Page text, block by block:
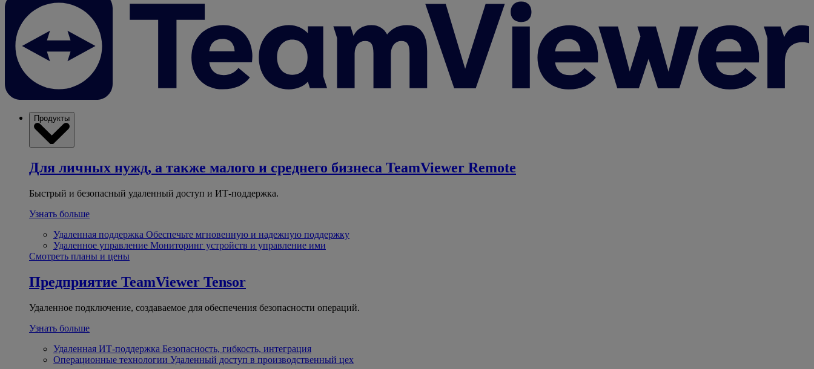
Продукты
Для личных нужд, а также малого и среднего бизнеса TeamViewer Remote
Быстрый и безопасный удаленный доступ и ИТ-поддержка.
Узнать больше
Удаленная поддержка Обеспечьте мгновенную и надежную поддержку
Удаленное управление Мониторинг устройств и управление ими
Смотреть планы и цены
Предприятие TeamViewer Tensor
Удаленное подключение, создаваемое для обеспечения безопасности операций.
Узнать больше
Удаленная ИТ-поддержка Безопасность, гибкость, интеграция
Операционные технологии Удаленный доступ в производственный цех